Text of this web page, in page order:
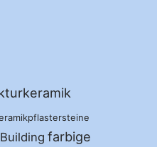
farbige